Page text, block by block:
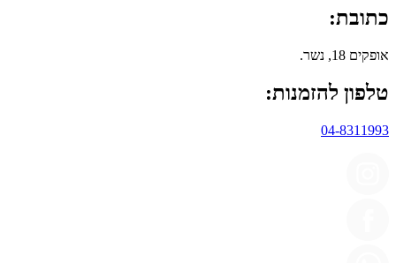
כתובת:
אופקים 18, נשר.
טלפון להזמנות:
04-8311993